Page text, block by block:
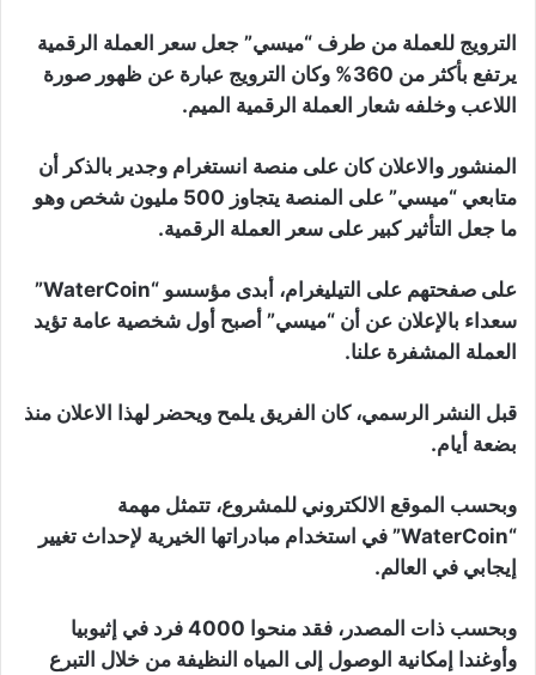
الترويج للعملة من طرف “ميسي” جعل سعر العملة الرقمية
يرتفع بأكثر من 360% وكان الترويج عبارة عن ظهور صورة
اللاعب وخلفه شعار العملة الرقمية الميم.
المنشور والاعلان كان على منصة انستغرام وجدير بالذكر أن
متابعي “ميسي” على المنصة يتجاوز 500 مليون شخص وهو
ما جعل التأثير كبير على سعر العملة الرقمية.
على صفحتهم على التيليغرام، أبدى مؤسسو “WaterCoin”
سعداء بالإعلان عن أن “ميسي” أصبح أول شخصية عامة تؤيد
العملة المشفرة علنا.
قبل النشر الرسمي، كان الفريق يلمح ويحضر لهذا الاعلان منذ
بضعة أيام.
وبحسب الموقع الالكتروني للمشروع، تتمثل مهمة
“WaterCoin” في استخدام مبادراتها الخيرية لإحداث تغيير
إيجابي في العالم.
وبحسب ذات المصدر، فقد منحوا 4000 فرد في إثيوبيا
وأوغندا إمكانية الوصول إلى المياه النظيفة من خلال التبرع